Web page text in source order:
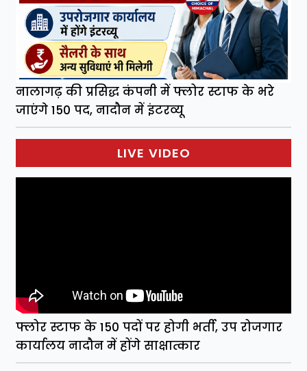
नालागढ़ की प्रसिद्ध कंपनी में फ्लोर स्टाफ के भरे
जाएंगे 150 पद, नादौन में इंटरव्यू
LIVE VIDEO
फ्लोर स्टाफ के 150 पदों पर होगी भर्ती, उप रोजगार
कार्यालय नादौन में होंगे साक्षात्कार